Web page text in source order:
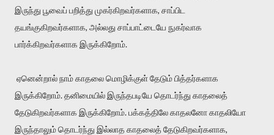
இருந்து பூவைப் பறித்து முகர்கிறவர்களாக, சாப்பிட
தயங்குகிறவர்களாக, அல்லது சாப்பாட்டையே நுகர்வாக
பார்க்கிறவர்களாக இருக்கிறோம்.
ஏனென்றால் நாம் காதலை மொழிக்குள் தேடும் பித்தர்களாக
இருக்கிறோம். தனிமையில் இருந்தபடியே தொடர்ந்து காதலைத்
தேடுகிறவர்களாக இருக்கிறோம். பக்கத்திலே காதலனோ காதலியோ
இருந்தாலும் தொடர்ந்து இல்லாத காதலைத் தேடுகிறவர்களாக,